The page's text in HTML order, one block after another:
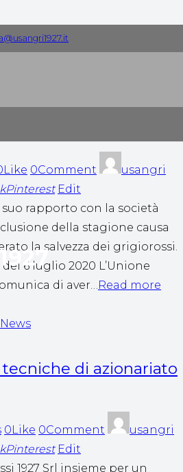
per Vincenzo
0Comment
usangri
Pinterest Edit
rapporto con la società
della stagione causa
la salvezza dei grigiorossi.
6 luglio 2020 L’Unione
di aver…Read more
News
tecniche di azionariato
0Like 0Comment
usangri
Pinterest Edit
1927 Srl insieme per un